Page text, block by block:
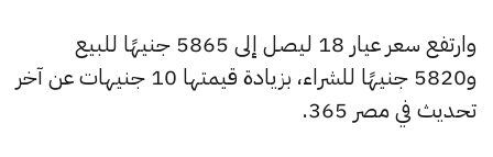
وارتفع سعر عيار 18 ليصل إلى 5865 جنيهًا للبيع
و5820 جنيهًا للشراء، بزيادة قيمتها 10 جنيهات عن آخر
تحديث في مصر 365.